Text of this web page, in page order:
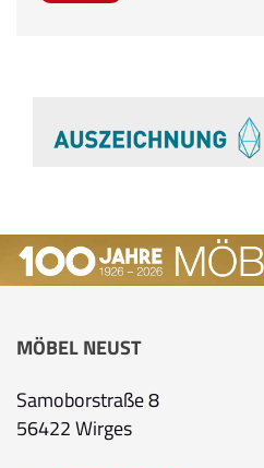
MÖBEL NEUST
Samoborstraße 8
56422 Wirges